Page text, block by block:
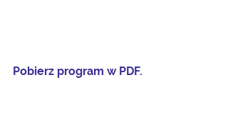
Pobierz program w PDF.